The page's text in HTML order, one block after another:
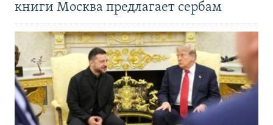
книги Москва предлагает сербам